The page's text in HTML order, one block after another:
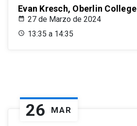
Evan Kresch, Oberlin College
27 de Marzo de 2024
13:35 a 14:35
26 MAR